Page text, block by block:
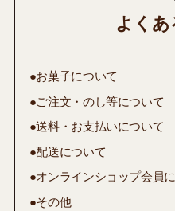
よくあ
●お菓子について
●ご注文・のし等について
●送料・お支払いについて
●配送について
●オンラインショップ会員
●その他